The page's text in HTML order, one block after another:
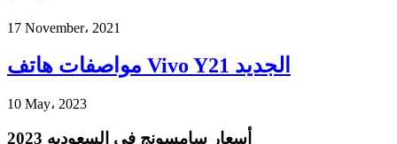
17 November، 2021
مواصفات هاتف Vivo Y21 الجديد
10 May، 2023
أسعار سامسونج في السعوديه 2023